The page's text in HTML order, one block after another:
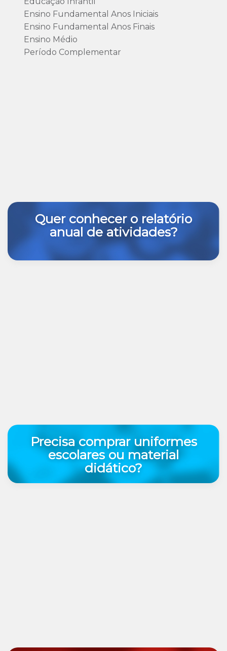
Ensino Fundamental Anos Iniciais
Ensino Fundamental Anos Finais
Ensino Médio
Período Complementar
Quer conhecer o relatório
anual de atividades?
Precisa comprar uniformes
escolares ou material
didático?